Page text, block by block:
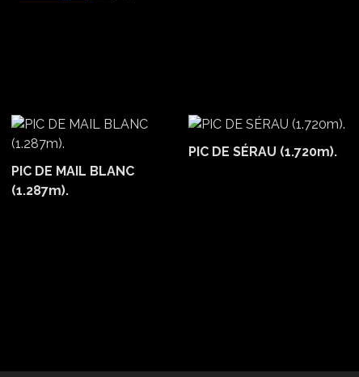
PIC DE MAIL BLANC
(1.287m).
PIC DE SÉRAU (1.720m).